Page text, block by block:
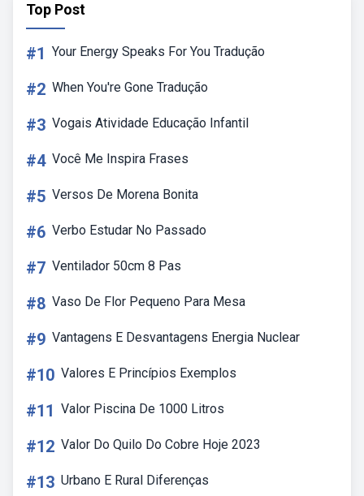
Top Post
#1 Your Energy Speaks For You Tradução
#2 When You're Gone Tradução
#3 Vogais Atividade Educação Infantil
#4 Você Me Inspira Frases
#5 Versos De Morena Bonita
#6 Verbo Estudar No Passado
#7 Ventilador 50cm 8 Pas
#8 Vaso De Flor Pequeno Para Mesa
#9 Vantagens E Desvantagens Energia Nuclear
#10 Valores E Princípios Exemplos
#11 Valor Piscina De 1000 Litros
#12 Valor Do Quilo Do Cobre Hoje 2023
#13 Urbano E Rural Diferenças